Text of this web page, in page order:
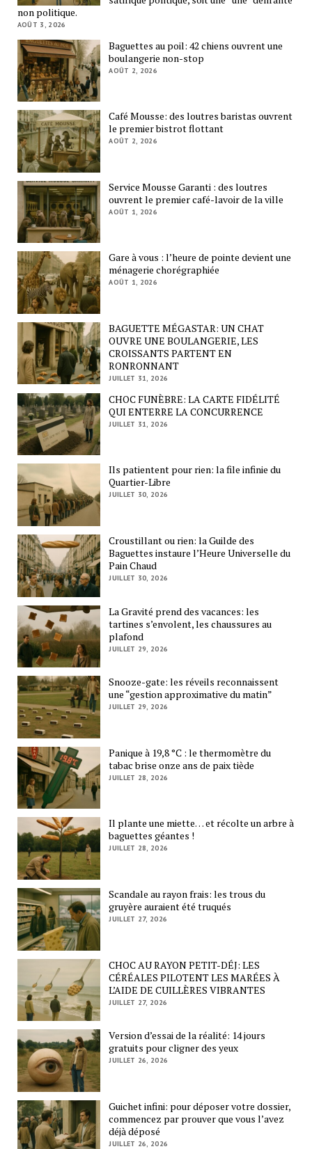
non politique.
AOÛT 3, 2026
Baguettes au poil: 42 chiens ouvrent une
boulangerie non-stop
AOÛT 2, 2026
Café Mousse: des loutres baristas ouvrent
le premier bistrot flottant
AOÛT 2, 2026
Service Mousse Garanti : des loutres
ouvrent le premier café-lavoir de la ville
AOÛT 1, 2026
Gare à vous : l’heure de pointe devient une
ménagerie chorégraphiée
AOÛT 1, 2026
BAGUETTE MÉGASTAR: UN CHAT
OUVRE UNE BOULANGERIE, LES
CROISSANTS PARTENT EN
RONRONNANT
JUILLET 31, 2026
CHOC FUNÈBRE: LA CARTE FIDÉLITÉ
QUI ENTERRE LA CONCURRENCE
JUILLET 31, 2026
Ils patientent pour rien: la file infinie du
Quartier-Libre
JUILLET 30, 2026
Croustillant ou rien: la Guilde des
Baguettes instaure l’Heure Universelle du
Pain Chaud
JUILLET 30, 2026
La Gravité prend des vacances: les
tartines s’envolent, les chaussures au
plafond
JUILLET 29, 2026
Snooze-gate: les réveils reconnaissent
une “gestion approximative du matin”
JUILLET 29, 2026
Panique à 19,8 °C : le thermomètre du
tabac brise onze ans de paix tiède
JUILLET 28, 2026
Il plante une miette… et récolte un arbre à
baguettes géantes !
JUILLET 28, 2026
Scandale au rayon frais: les trous du
gruyère auraient été truqués
JUILLET 27, 2026
CHOC AU RAYON PETIT-DÉJ: LES
CÉRÉALES PILOTENT LES MARÉES À
L’AIDE DE CUILLÈRES VIBRANTES
JUILLET 27, 2026
Version d’essai de la réalité: 14 jours
gratuits pour cligner des yeux
JUILLET 26, 2026
Guichet infini: pour déposer votre dossier,
commencez par prouver que vous l’avez
déjà déposé
JUILLET 26, 2026